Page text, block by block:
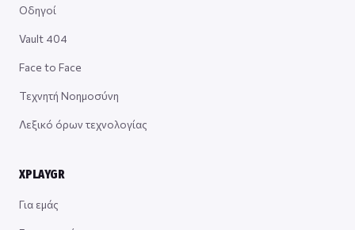
Οδηγοί
Vault 404
Face to Face
Τεχνητή Νοημοσύνη
Λεξικό όρων τεχνολογίας
XPLAYGR
Για εμάς